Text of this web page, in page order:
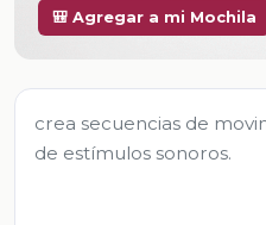
🎒 Agregar a mi Mochila
crea secuencias de
de estímulos sonoros.